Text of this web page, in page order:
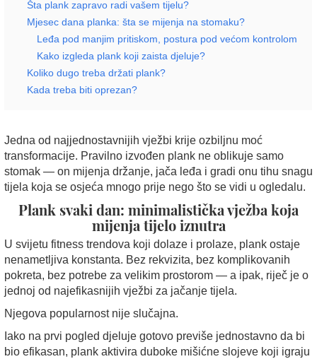
Šta plank zapravo radi vašem tijelu?
Mjesec dana planka: šta se mijenja na stomaku?
Leđa pod manjim pritiskom, postura pod većom kontrolom
Kako izgleda plank koji zaista djeluje?
Koliko dugo treba držati plank?
Kada treba biti oprezan?
Jedna od najjednostavnijih vježbi krije ozbiljnu moć
transformacije. Pravilno izvođen plank ne oblikuje samo
stomak — on mijenja držanje, jača leđa i gradi onu tihu snagu
tijela koja se osjeća mnogo prije nego što se vidi u ogledalu.
Plank svaki dan: minimalistička vježba koja
mijenja tijelo iznutra
U svijetu fitness trendova koji dolaze i prolaze, plank ostaje
nenametljiva konstanta. Bez rekvizita, bez komplikovanih
pokreta, bez potrebe za velikim prostorom — a ipak, riječ je o
jednoj od najefikasnijih vježbi za jačanje tijela.
Njegova popularnost nije slučajna.
Iako na prvi pogled djeluje gotovo previše jednostavno da bi
bio efikasan, plank aktivira duboke mišićne slojeve koji igraju